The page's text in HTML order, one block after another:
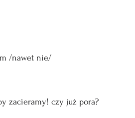
/nawet nie/
zacieramy! czy już pora?